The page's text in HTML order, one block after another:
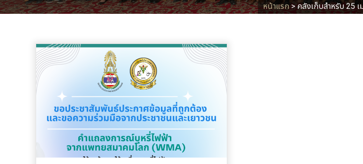
หน้าแรก>คลังเก็บสำหรับ 25